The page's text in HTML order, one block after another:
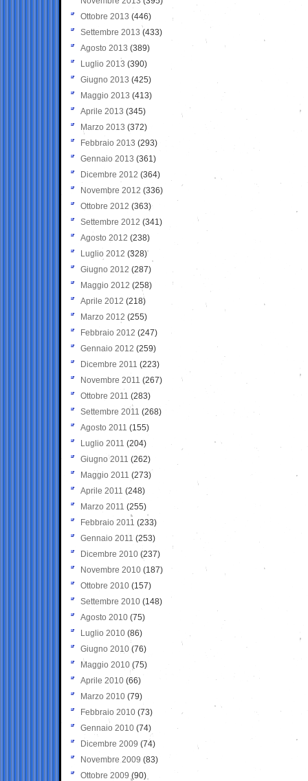
Ottobre 2013 (446)
Settembre 2013 (433)
Agosto 2013 (389)
Luglio 2013 (390)
Giugno 2013 (425)
Maggio 2013 (413)
Aprile 2013 (345)
Marzo 2013 (372)
Febbraio 2013 (293)
Gennaio 2013 (361)
Dicembre 2012 (364)
Novembre 2012 (336)
Ottobre 2012 (363)
Settembre 2012 (341)
Agosto 2012 (238)
Luglio 2012 (328)
Giugno 2012 (287)
Maggio 2012 (258)
Aprile 2012 (218)
Marzo 2012 (255)
Febbraio 2012 (247)
Gennaio 2012 (259)
Dicembre 2011 (223)
Novembre 2011 (267)
Ottobre 2011 (283)
Settembre 2011 (268)
Agosto 2011 (155)
Luglio 2011 (204)
Giugno 2011 (262)
Maggio 2011 (273)
Aprile 2011 (248)
Marzo 2011 (255)
Febbraio 2011 (233)
Gennaio 2011 (253)
Dicembre 2010 (237)
Novembre 2010 (187)
Ottobre 2010 (157)
Settembre 2010 (148)
Agosto 2010 (75)
Luglio 2010 (86)
Giugno 2010 (76)
Maggio 2010 (75)
Aprile 2010 (66)
Marzo 2010 (79)
Febbraio 2010 (73)
Gennaio 2010 (74)
Dicembre 2009 (74)
Novembre 2009 (83)
Ottobre 2009 (90)